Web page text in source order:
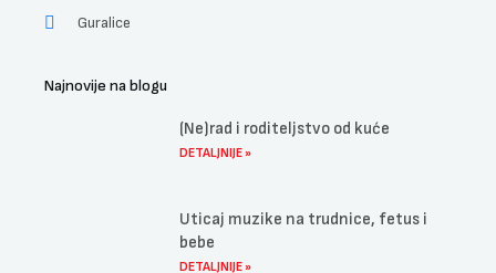
Guralice
Najnovije na blogu
(Ne)rad i roditeljstvo od kuće
DETALJNIJE »
Uticaj muzike na trudnice, fetus i
bebe
DETALJNIJE »